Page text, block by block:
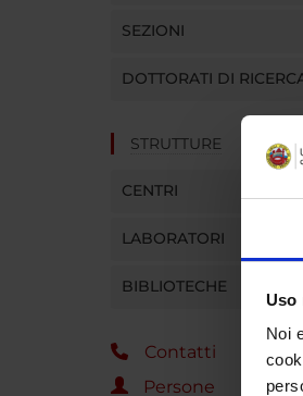
Uso
Noi
SEZIONI
DOTTORATI DI
STRUTTURE
CENTRI
LABORATORI
BIBLIOTECHE
Contatti
Persone